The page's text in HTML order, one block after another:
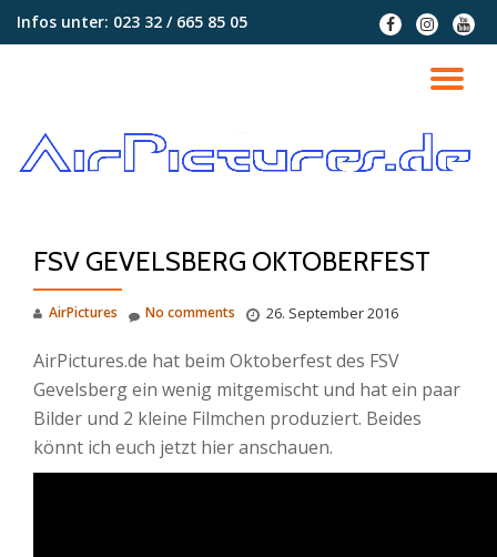
Infos unter: 023 32 / 665 85 05
fa-
facebook
fa-
instagram
fa-
FSV GEVELSBERG OKTOBERFEST
AirPictures 26. September 2016
No comments
AirPictures.de hat beim Oktoberfest des FSV
Gevelsberg ein wenig mitgemischt und hat ein paar
Bilder und 2 kleine Filmchen produziert. Beides
könnt ich euch jetzt hier anschauen.